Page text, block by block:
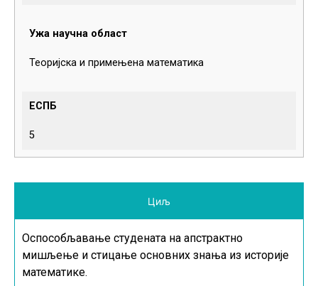
Ужа научна област
Теоријска и примењена математика
ЕСПБ
5
Циљ
Оспособљавање студената на апстрактно
мишљење и стицање основних знања из историје
математике.